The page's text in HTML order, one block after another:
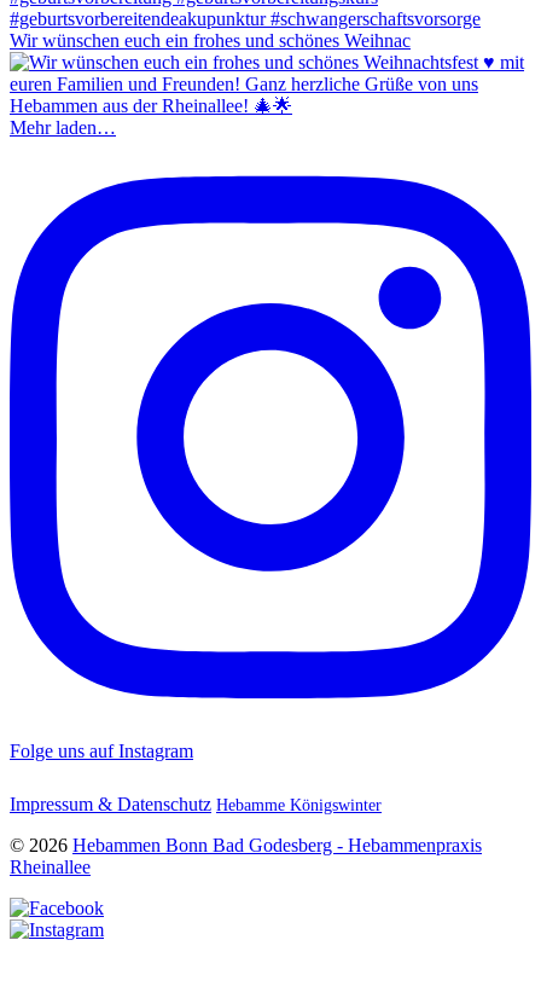
Wir wünschen euch ein frohes und schönes Weihnac
Mehr laden…
Folge uns auf Instagram
Impressum & Datenschutz Hebamme Königswinter
© 2026 Hebammen Bonn Bad Godesberg - Hebammenpraxis
Rheinallee